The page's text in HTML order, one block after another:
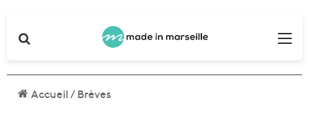
Accueil/Brèves